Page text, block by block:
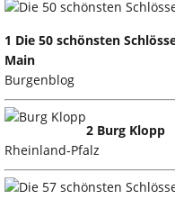
1 Die 50 schönsten
Main
Burgenblog
2 Burg Klopp
Rheinland-Pfalz